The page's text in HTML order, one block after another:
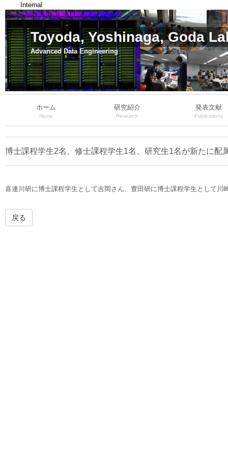
Internal
Toyoda, Yoshinaga, Goda
Advanced Data Engineering
ホーム
Home
研究紹介
Research
発表文献
Publications
博士課程学生2名、修士課程学生1名、研究生1名が新たに配
喜連川研に博士課程学生として吉岡さん、豊田研に博士課程学生として
戻る